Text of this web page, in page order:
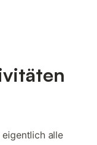
alle